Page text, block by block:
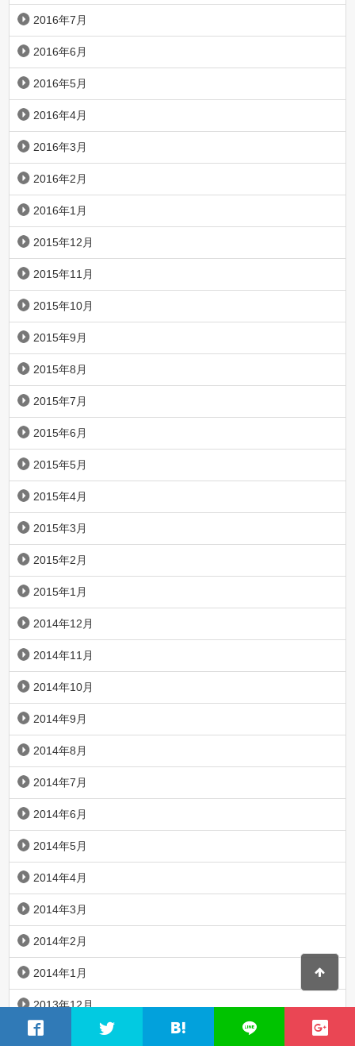
2016年7月
2016年6月
2016年5月
2016年4月
2016年3月
2016年2月
2016年1月
2015年12月
2015年11月
2015年10月
2015年9月
2015年8月
2015年7月
2015年6月
2015年5月
2015年4月
2015年3月
2015年2月
2015年1月
2014年12月
2014年11月
2014年10月
2014年9月
2014年8月
2014年7月
2014年6月
2014年5月
2014年4月
2014年3月
2014年2月
2014年1月
2013年12月
2013年11月